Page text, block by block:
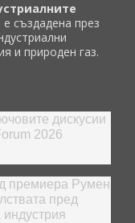
е създадена през
и природен газ.
дискусии
2026
премиера Румен
пред
индустрия